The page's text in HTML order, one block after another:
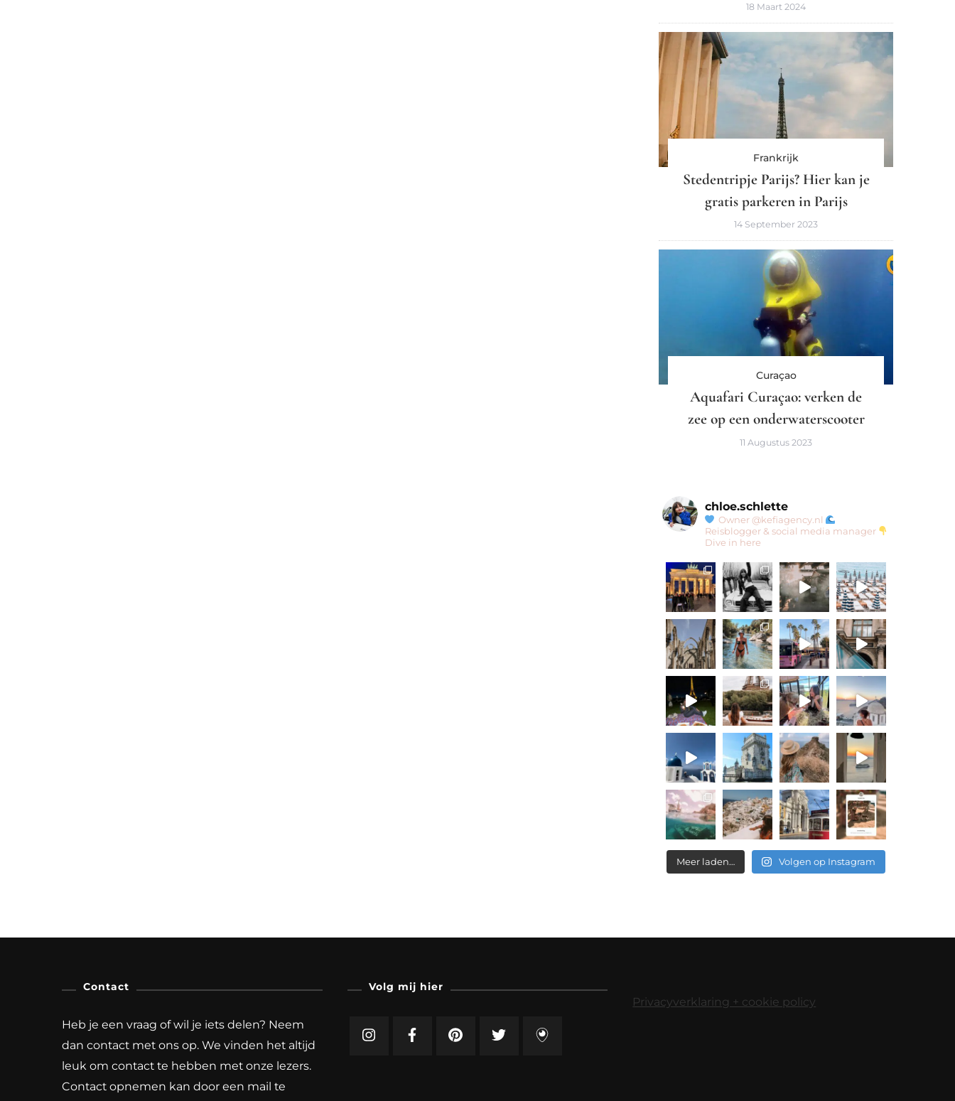
18 Maart 2024
Frankrijk
Stedentripje Parijs? Hier kan je
gratis parkeren in Parijs
14 September 2023
Curaçao
Aquafari Curaçao: verken de
zee op een onderwaterscooter
11 Augustus 2023
chloe.schlette
Owner @kefiagency.nl
Reisblogger & social media manager
Dive in here
Meer laden… Volgen op Instagram
Contact
Heb je een vraag of wil je iets delen? Neem
dan contact met ons op. We vinden het altijd
leuk om contact te hebben met onze lezers.
Contact opnemen kan door een mail te
Volg mij hier
Privacyverklaring + cookie policy